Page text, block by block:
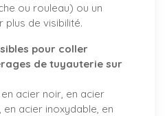
ou rouleau) ou un
plus de visibilité.
pour coller
de tuyauterie sur
acier noir, en acier
acier inoxydable, en